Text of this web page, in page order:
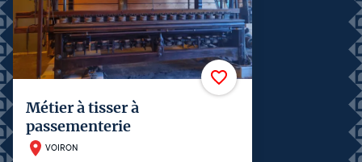
Métier à tisser à
passementerie
VOIRON